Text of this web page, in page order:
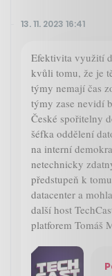
13. 11. 2023 16:41
Efektivita využití
kvůli tomu, že je
týmy nemají čas
týmy zase nevidí
České spořitelny
šéfka oddělení
na interní
netechnicky
předstupeň k
datacenter a
další host
platforem Tomáš